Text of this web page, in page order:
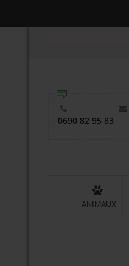
0690 82 95 83
ANIMAUX